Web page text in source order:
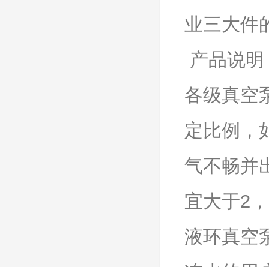
业三大件
产品说明
各级真空
定比例，
气不畅并
宜大于2
液环真空